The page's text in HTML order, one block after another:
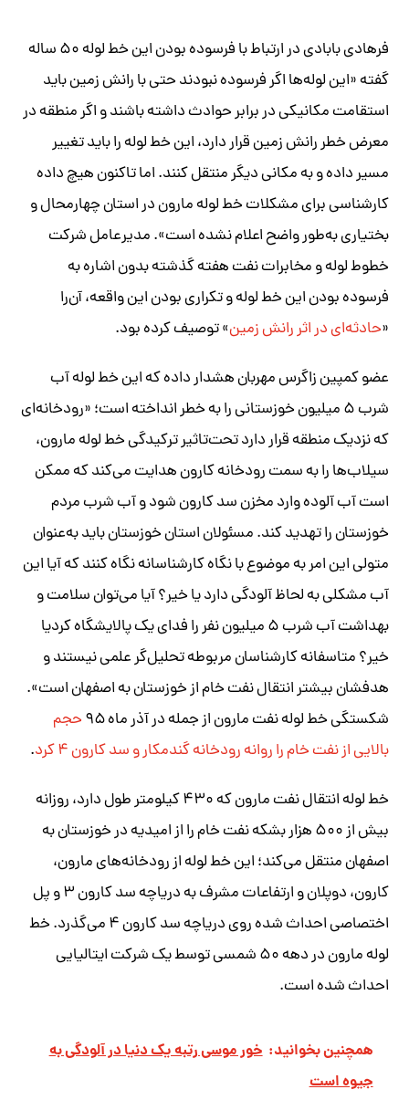
فرهادی بابادی در ارتباط با فرسوده بودن این خط لوله ۵۰ ساله
گفته «این لوله‌ها اگر فرسوده نبودند حتی با رانش زمین باید
استقامت مکانیکی در برابر حوادث داشته باشند و اگر منطقه در
معرض خطر رانش زمین قرار دارد، این خط لوله را باید تغییر
مسیر داده و به مکانی دیگر منتقل کنند. اما تاکنون هیچ داده
کارشناسی برای مشکلات خط لوله مارون در استان چهارمحال و
بختیاری به‌طور واضح اعلام نشده است». مدیرعامل شرکت
خطوط لوله و مخابرات نفت هفته گذشته بدون اشاره به
فرسوده بودن این خط لوله و تکراری بودن این واقعه، آن‌را
«حادثه‌ای در اثر رانش زمین» توصیف کرده بود.
عضو کمپین زاگرس مهربان هشدار داده که این خط لوله آب
شرب ۵ میلیون خوزستانی را به خطر انداخته است؛ «رودخانه‌ای
که نزدیک منطقه قرار دارد تحت‌تاثیر ترکیدگی خط لوله مارون،
سیلاب‌ها را به سمت رودخانه کارون هدایت می‌کند که ممکن
است آب آلوده وارد مخزن سد کارون شود و آب شرب مردم
خوزستان را تهدید کند. مسئولان استان خوزستان باید به‌عنوان
متولی این امر به موضوع با نگاه کارشناسانه نگاه کنند که آیا این
آب مشکلی به لحاظ آلودگی دارد یا خیر؟ آیا می‌توان سلامت و
بهداشت آب شرب ۵ میلیون نفر را فدای یک پالایشگاه کردیا
خیر؟ متاسفانه کارشناسان مربوطه تحلیل‌گر علمی نیستند و
هدفشان بیشتر انتقال نفت خام از خوزستان به اصفهان است».
شکستگی خط لوله نفت مارون از جمله در آذر ماه ۹۵
حجم
بالایی از نفت خام را روانه رودخانه گندمکار و سد کارون ۴ کرد
.
خط لوله انتقال نفت مارون که ۴۳۰ کیلومتر طول دارد، روزانه
بیش از ۵۰۰ هزار بشکه نفت خام را از امیدیه در خوزستان به
اصفهان منتقل می‌کند؛ این خط لوله از رودخانه‌های مارون،
کارون، دوپلان و ارتفاعات مشرف به دریاچه سد کارون ۳ و پل
اختصاصی احداث شده روی دریاچه سد کارون ۴ می‌گذرد. خط
لوله مارون در دهه ۵۰ شمسی توسط یک شرکت ایتالیایی
احداث شده است.
همچنین بخوانید: خور موسی رتبه یک دنیا در آلودگی به
جیوه است